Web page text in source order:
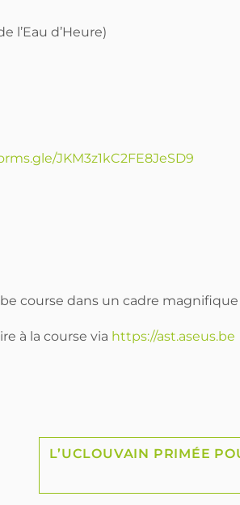
l’Eau d’Heure)
JKM3z1kC2FE8JeSD9
course dans un cadre magnifique
à la course via https://ast.aseus.be
L’UCLOUVAIN PRIMÉE